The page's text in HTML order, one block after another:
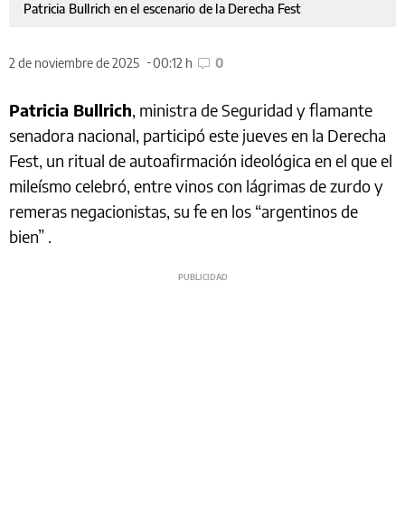
Patricia Bullrich en el escenario de la Derecha Fest
2 de noviembre de 2025 00:12 h 0
Patricia Bullrich, ministra de Seguridad y flamante
senadora nacional, participó este jueves en la Derecha
Fest, un ritual de autoafirmación ideológica en el que el
mileísmo celebró, entre vinos con lágrimas de zurdo y
remeras negacionistas, su fe en los “argentinos de
bien” .